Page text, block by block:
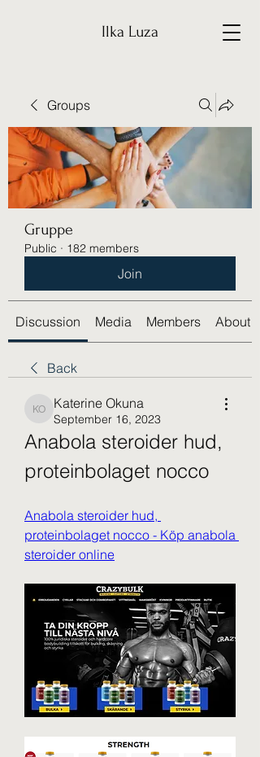
Ilka Luza
Groups
Gruppe
Public · 182 members
Join
Discussion Media Members About
Back
Katerine Okuna
Katerine Okuna
September 16, 2023
Anabola steroider hud,
proteinbolaget nocco
Anabola steroider hud,
proteinbolaget nocco - Köp anabola
steroider online